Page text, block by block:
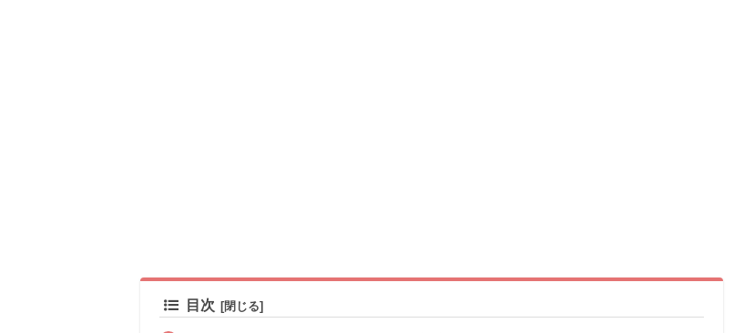
目次